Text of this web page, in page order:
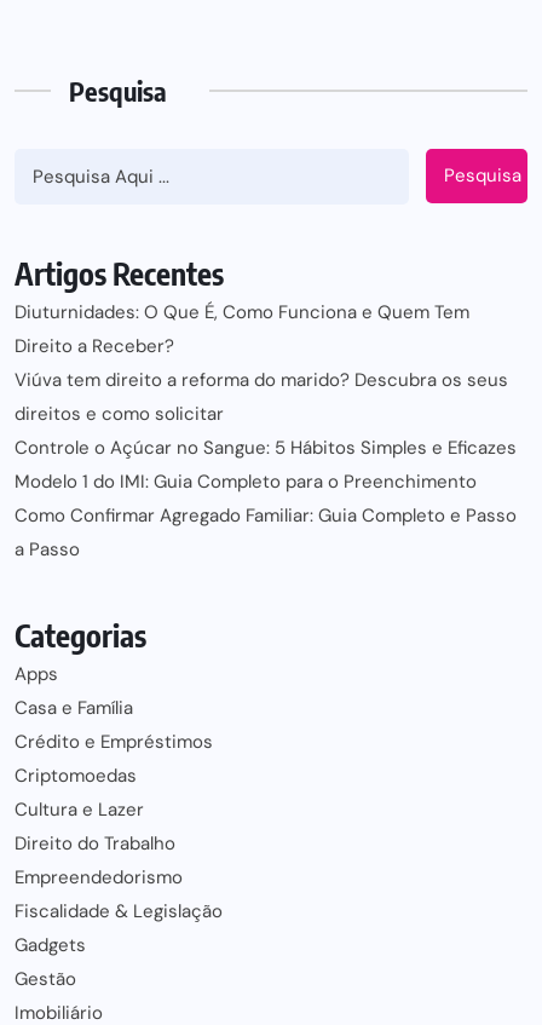
Pesquisa
Pesquisa
Artigos Recentes
Diuturnidades: O Que É, Como Funciona e Quem Tem
Direito a Receber?
Viúva tem direito a reforma do marido? Descubra os seus
direitos e como solicitar
Controle o Açúcar no Sangue: 5 Hábitos Simples e Eficazes
Modelo 1 do IMI: Guia Completo para o Preenchimento
Como Confirmar Agregado Familiar: Guia Completo e Passo
a Passo
Categorias
Apps
Casa e Família
Crédito e Empréstimos
Criptomoedas
Cultura e Lazer
Direito do Trabalho
Empreendedorismo
Fiscalidade & Legislação
Gadgets
Gestão
Imobiliário